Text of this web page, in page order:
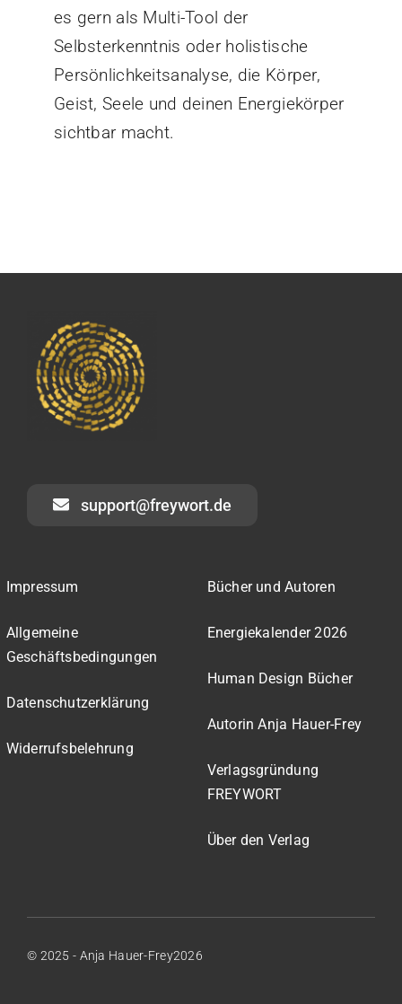
es gern als Multi-Tool der
Selbsterkenntnis oder holistische
Persönlichkeitsanalyse, die Körper,
Geist, Seele und deinen Energiekörper
sichtbar macht.
support@freywort.de
Impressum
Allgemeine
Geschäftsbedingungen
Datenschutzerklärung
Widerrufsbelehrung
Bücher und Autoren
Energiekalender 2026
Human Design Bücher
Autorin Anja Hauer-Frey
Verlagsgründung
FREYWORT
Über den Verlag
© 2025 - Anja Hauer-Frey2026